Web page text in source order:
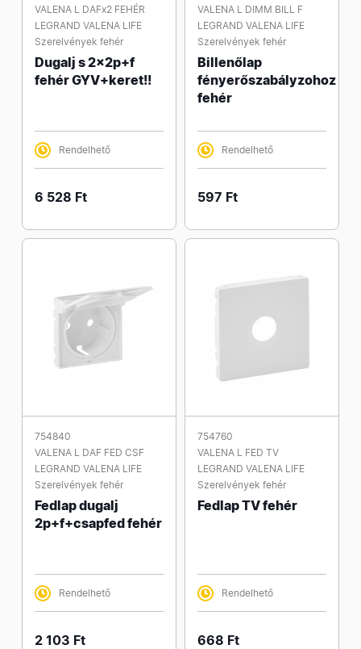
VALENA L DAFx2 FEHÉR
LEGRAND VALENA LIFE
Szerelvények fehér
Dugalj s 2x2p+f
fehér GYV+keret!!
Rendelhető
6 528 Ft
VALENA L DIMM BILL F
LEGRAND VALENA LIFE
Szerelvények fehér
Billenőlap
fényerőszabályzohoz
fehér
Rendelhető
597 Ft
754840
VALENA L DAF FED CSF
LEGRAND VALENA LIFE
Szerelvények fehér
Fedlap dugalj
2p+f+csapfed fehér
Rendelhető
2 103 Ft
754760
VALENA L FED TV
LEGRAND VALENA LIFE
Szerelvények fehér
Fedlap TV fehér
Rendelhető
668 Ft